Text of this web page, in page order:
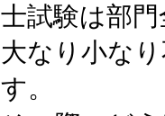
士試験は部
大なり小な
す。